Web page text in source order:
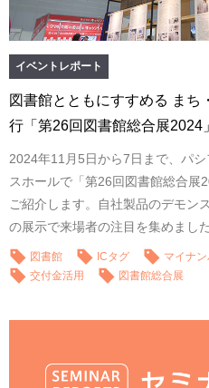
イベントレポート
図書館とともにすすめる ま
行「第26回図書館総合展2024
2024年11月5日から7日まで、パ
スホールで「第26回図書館総合展
ご紹介します。自社製品のデモン
の展示で来場者の注目を集めました
図書館 ICタグ マイナ
交付金活用
図書館総合展